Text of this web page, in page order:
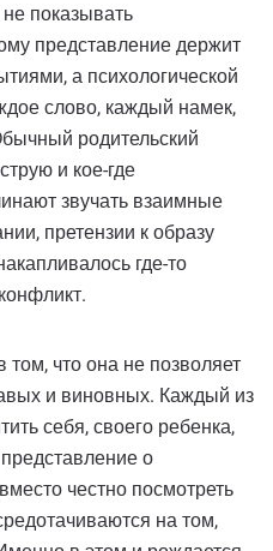
показывать
представление держит
а психологической
слово, каждый намек,
родительский
и кое-где
звучать взаимные
претензии к образу
где-то
том, что она не позволяет
и виновных. Каждый из
себя, своего ребенка,
о
честно посмотреть
на том,